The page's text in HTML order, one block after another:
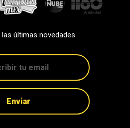
las últimas novedades
Enviar